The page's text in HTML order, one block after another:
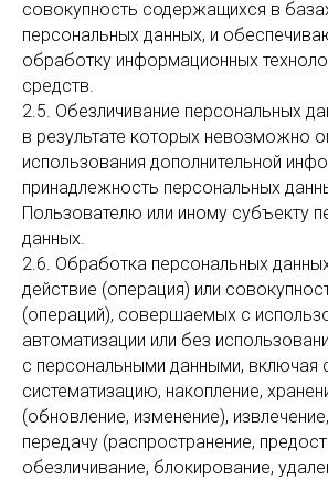
совокупность содержащихся в
персональных данных, и
обработку информационных
средств.
2.5. Обезличивание персональных
в результате которых невозможно
использования дополнительной
принадлежность персональных
Пользователю или иному субъекту
данных.
2.6. Обработка персональных
действие (операция) или
(операций), совершаемых с
автоматизации или без
с персональными данными, включая
систематизацию, накопление,
(обновление, изменение),
передачу (распространение,
обезличивание, блокирование,